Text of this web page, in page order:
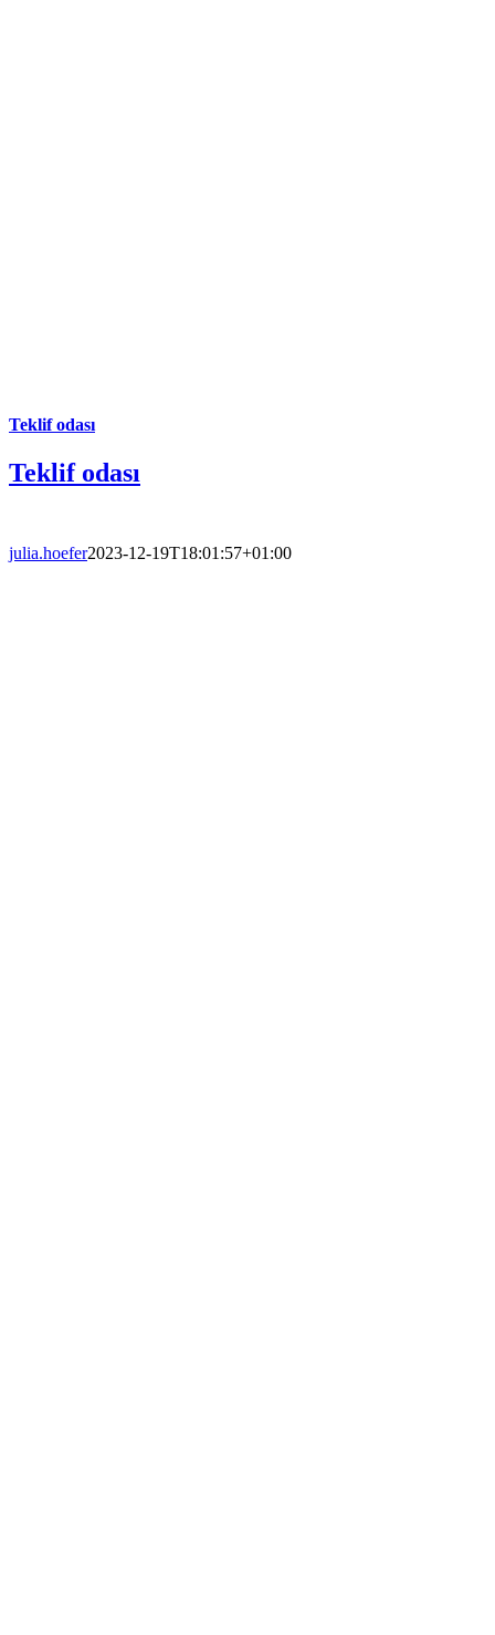
Teklif odası
Teklif odası
julia.hoefer2023-12-19T18:01:57+01:00